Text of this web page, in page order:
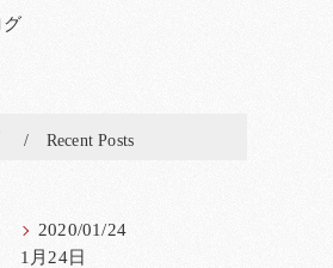
グ
Recent Posts
2020/01/24
1月24日